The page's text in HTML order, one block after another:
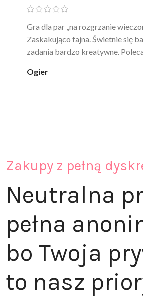
Ten żel intymny to był strzał w
poprawia komfort, ale też daje
ciepła. Nie uczula, bez zapachu.
Zakupy z pełną
Neutralna
pełna
bo Twoja
to nasz